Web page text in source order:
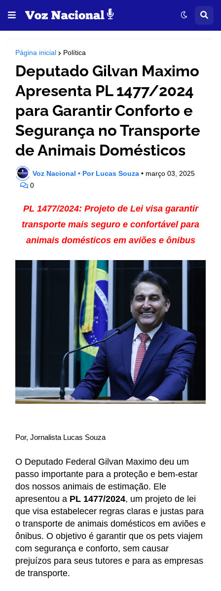
Página inicial Política
Deputado Gilvan Maximo
Apresenta PL 1477/2024
para Garantir Conforto e
Segurança no Transporte
de Animais Domésticos
Voz Nacional • Por Lucas Souza • março 03, 2025
0
PL 1477/2024: Projeto de Lei visa garantir
transporte mais seguro e confortável para
animais domésticos em aviões e ônibus
Por, Jornalista Lucas Souza
O Deputado Federal Gilvan Maximo deu um
passo importante para a proteção e bem-estar
dos nossos animais de estimação. Ele
apresentou a PL 1477/2024, um projeto de lei
que visa estabelecer regras claras e justas para
o transporte de animais domésticos em aviões e
ônibus. O objetivo é garantir que os pets viajem
com segurança e conforto, sem causar
prejuízos para seus tutores e para as empresas
de transporte.